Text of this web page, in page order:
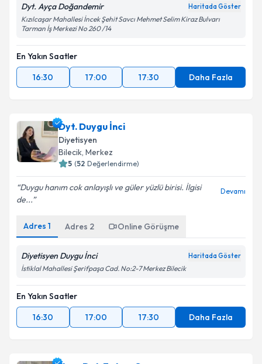
Dyt. Ayça Doğandemir Haritada Göster
Kızılcaşar Mahallesi İncek Şehit Savcı Mehmet Selim Kiraz Bulvarı
Tarman İş Merkezi No 260 /14
En Yakın Saatler
16:30
17:00 17:30 Daha Fazla
Dyt. Duygu İnci
Diyetisyen
Bilecik, Merkez
5 (52 Değerlendirme)
Duygu hanım cok anlayışlı ve güler yüzlü birisi. İlgisi
de...
Devamı
Adres 1 Adres 2 Online Görüşme
Diyetisyen Duygu İnci Haritada Göster
İstiklal Mahallesi Şerifpaşa Cad. No:2-7 Merkez Bilecik
En Yakın Saatler
16:30
17:00 17:30 Daha Fazla